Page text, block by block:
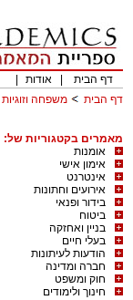
דף הבית
אודות
דף הבית
משפחה וזוגיות
מאמרים בקטגוריות של:
אומנות
אימון אישי
אינטרנט
אירועים וחתונות
בידור ופנאי
ביטוח
בניין ואחזקה
בעלי חיים
הודעות לעיתונות
חברה ומדינה
חוק ומשפט
חינוך ולימודים